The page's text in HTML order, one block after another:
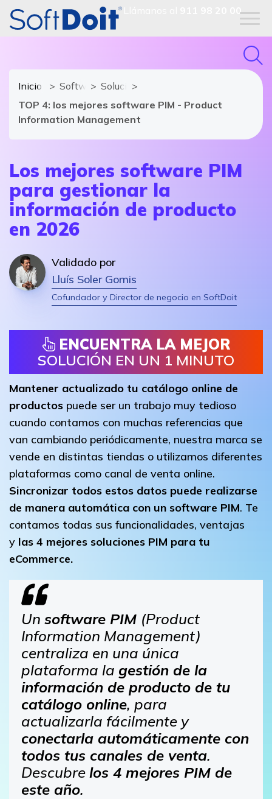
911 98 20 00
Inicio Software eCommerce
Soluciones y módulos de Software
TOP 4: los mejores software PIM - Product
Information Management
Los mejores software PIM
para gestionar la
información de producto
en 2026
Validado por
Lluís Soler Gomis
Cofundador y Director de negocio en SoftDoit
ENCUENTRA LA MEJOR
SOLUCIÓN EN UN 1 MINUTO
Mantener actualizado tu catálogo online de
productos puede ser un trabajo muy tedioso
cuando contamos con muchas referencias que
van cambiando periódicamente, nuestra marca se
vende en distintas tiendas o utilizamos diferentes
plataformas como canal de venta online.
Sincronizar todos estos datos puede realizarse
de manera automática con un software PIM. Te
contamos todas sus funcionalidades, ventajas
y las 4 mejores soluciones PIM para tu
eCommerce.
Un software PIM (Product
Information Management)
centraliza en una única
plataforma la gestión de la
información de producto de tu
catálogo online, para
actualizarla fácilmente y
conectarla automáticamente con
todos tus canales de venta.
Descubre los 4 mejores PIM de
este año.